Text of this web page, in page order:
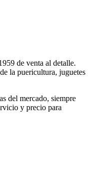
de venta al detalle.
la puericultura, juguetes
del mercado, siempre
y precio para